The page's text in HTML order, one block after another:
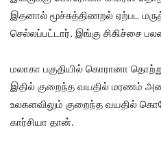
இதனால் மூச்சுத்திணறல் ஏற்பட
செல்லப்பட்டார். இங்கு சிகிச்சை
மலாகா பகுதியில் கொரானா
இதில் குறைந்த வயதில் மரணம்
உலகளவிலும் குறைந்த வயதில்
கார்சியா தான்.